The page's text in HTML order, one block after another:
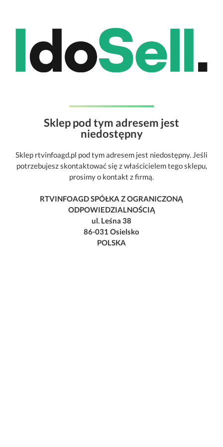
Sklep pod tym adresem jest
niedostępny
Sklep rtvinfoagd.pl pod tym adresem jest niedostępny. Jeśli
potrzebujesz skontaktować się z właścicielem tego sklepu,
prosimy o kontakt z firmą.
RTVINFOAGD SPÓŁKA Z OGRANICZONĄ
ODPOWIEDZIALNOŚCIĄ
ul. Leśna 38
86-031 Osielsko
POLSKA